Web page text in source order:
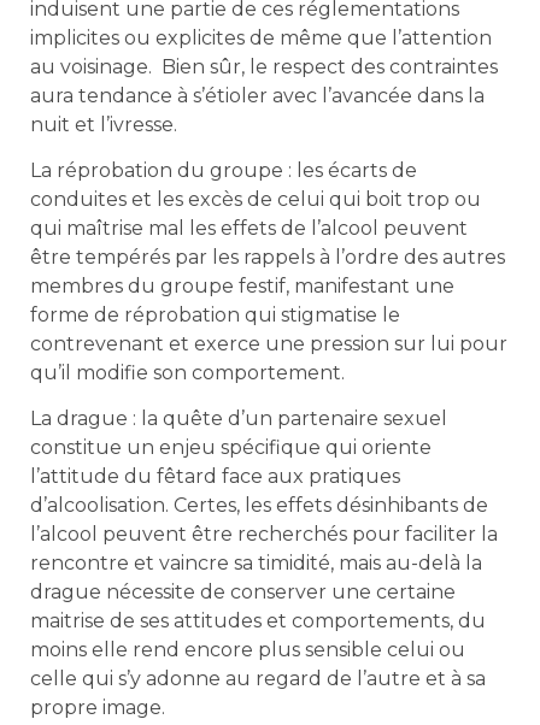
induisent une partie de ces réglementations
implicites ou explicites de même que l’attention
au voisinage. Bien sûr, le respect des contraintes
aura tendance à s’étioler avec l’avancée dans la
nuit et l’ivresse.
La réprobation du groupe : les écarts de
conduites et les excès de celui qui boit trop ou
qui maîtrise mal les effets de l’alcool peuvent
être tempérés par les rappels à l’ordre des autres
membres du groupe festif, manifestant une
forme de réprobation qui stigmatise le
contrevenant et exerce une pression sur lui pour
qu’il modifie son comportement.
La drague : la quête d’un partenaire sexuel
constitue un enjeu spécifique qui oriente
l’attitude du fêtard face aux pratiques
d’alcoolisation. Certes, les effets désinhibants de
l’alcool peuvent être recherchés pour faciliter la
rencontre et vaincre sa timidité, mais au-delà la
drague nécessite de conserver une certaine
maitrise de ses attitudes et comportements, du
moins elle rend encore plus sensible celui ou
celle qui s’y adonne au regard de l’autre et à sa
propre image.